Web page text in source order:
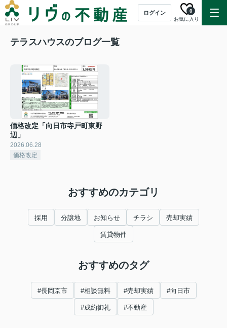
ログイン
お気に入り
0
テラスハウスのブログ一覧
価格改定「向日市寺戸町東野
辺」
2026.06.28
価格改定
おすすめのカテゴリ
採用 分譲地 お知らせ チラシ 売却実績
賃貸物件
おすすめのタグ
#長岡京市 #相談無料 #売却実績 #向日市
#成約御礼 #不動産